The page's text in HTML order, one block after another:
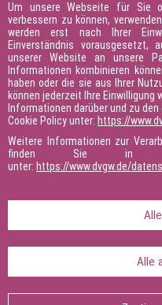
Um unsere Webseite für Sie
verbessern zu können,
werden erst nach Ihrer
Einverständnis vorausgesetzt,
unserer Website an unsere
Informationen kombinieren
haben oder die sie aus Ihrer
können jederzeit Ihre Einwilligung
Informationen darüber und zu
Cookie Policy unter: https://
Weitere Informationen zur
finden Sie in
unter: https://www.dvgw.de/
Alle